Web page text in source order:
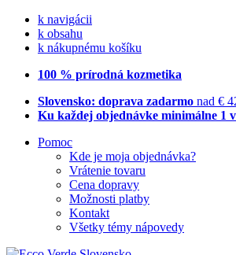
k navigácii
k obsahu
k nákupnému košíku
100 % prírodná kozmetika
Slovensko: doprava zadarmo nad €
Ku každej objednávke minimálne 1
Pomoc
Kde je moja objednávka?
Vrátenie tovaru
Cena dopravy
Možnosti platby
Kontakt
Všetky témy nápovedy